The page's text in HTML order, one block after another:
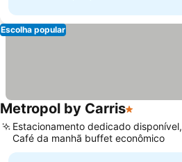
Escolha popular
Metropol by Carris1 Estrelas
Estacionamento dedicado disponível,
Café da manhã buffet econômico